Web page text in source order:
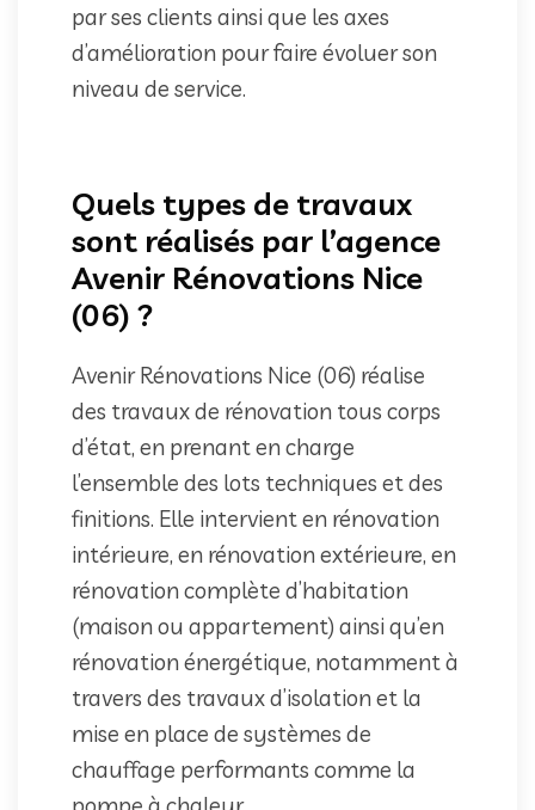
par ses clients ainsi que les axes
d’amélioration pour faire évoluer son
niveau de service.
Quels types de travaux
sont réalisés par l’agence
Avenir Rénovations Nice
(06) ?
Avenir Rénovations Nice (06) réalise
des travaux de rénovation tous corps
d’état, en prenant en charge
l’ensemble des lots techniques et des
finitions. Elle intervient en rénovation
intérieure, en rénovation extérieure, en
rénovation complète d’habitation
(maison ou appartement) ainsi qu’en
rénovation énergétique, notamment à
travers des travaux d’isolation et la
mise en place de systèmes de
chauffage performants comme la